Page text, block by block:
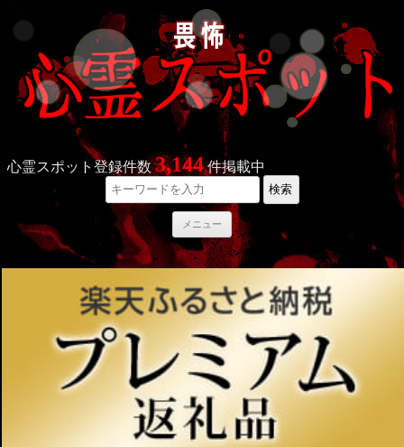
心霊スポット登録件数3,144件掲載中
検索
メニュー
コ
ン
テ
ン
へ
ス
キ
ッ